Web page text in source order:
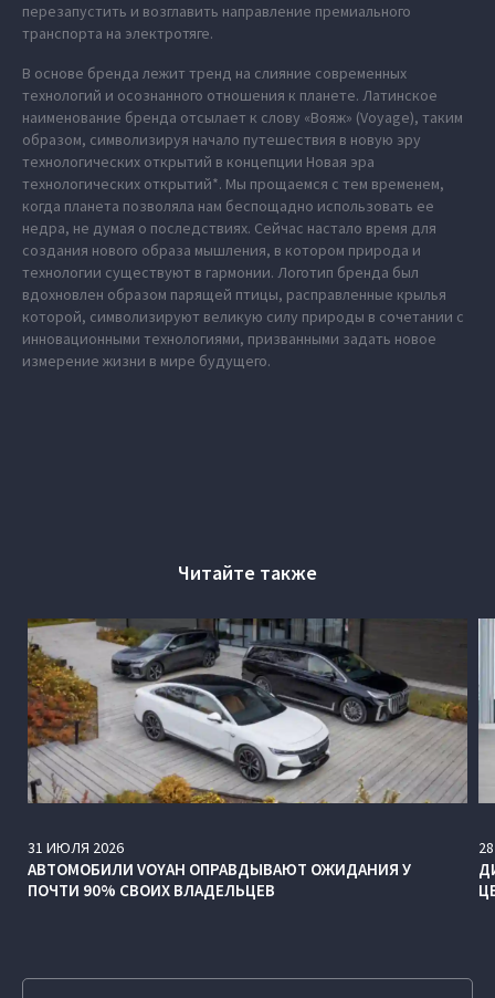
перезапустить и возглавить направление премиального
транспорта на электротяге.
В основе бренда лежит тренд на слияние современных
технологий и осознанного отношения к планете. Латинское
наименование бренда отсылает к слову «Вояж» (Voyage), таким
образом, символизируя начало путешествия в новую эру
технологических открытий в концепции Новая эра
технологических открытий*. Мы прощаемся с тем временем,
когда планета позволяла нам беспощадно использовать ее
недра, не думая о последствиях. Сейчас настало время для
создания нового образа мышления, в котором природа и
технологии существуют в гармонии. Логотип бренда был
вдохновлен образом парящей птицы, расправленные крылья
которой, символизируют великую силу природы в сочетании с
инновационными технологиями, призванными задать новое
измерение жизни в мире будущего.
Читайте также
31 ИЮЛЯ 2026
АВТОМОБИЛИ VOYAH ОПРАВДЫВАЮТ ОЖИДАНИЯ У
ПОЧТИ 90% СВОИХ ВЛАДЕЛЬЦЕВ
28